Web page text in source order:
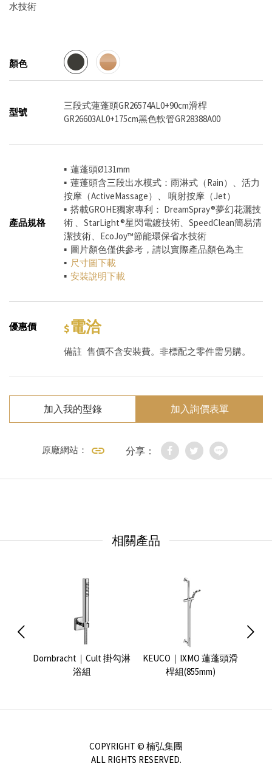
水技術
顏色
型號
三段式蓮蓬頭GR26574AL0+90cm滑桿
GR26603AL0+175cm黑色軟管GR28388A00
產品規格
▪ 蓮蓬頭Ø131mm
▪ 蓮蓬頭含三段出水模式：雨淋式（Rain）、活力
按摩（ActiveMassage）、 噴射按摩（Jet）
▪ 搭載GROHE獨家專利： DreamSpray®夢幻花灑技
術 、StarLight®星閃電鍍技術、SpeedClean簡易清
潔技術、EcoJoy™節能環保省水技術
▪ 圖片顏色僅供參考，請以實際產品顏色為主
▪ 尺寸圖下載
▪ 安裝說明下載
優惠價 電洽
備註 售價不含安裝費。非標配之零件需另購。
加入我的型錄 加入詢價表單
原廠網站： 分享：
相關產品
Dornbracht｜Cult 掛勾淋
浴組
KEUCO｜IXMO 蓮蓬頭滑
桿組(855mm)
COPYRIGHT © 楠弘集團
ALL RIGHTS RESERVED.